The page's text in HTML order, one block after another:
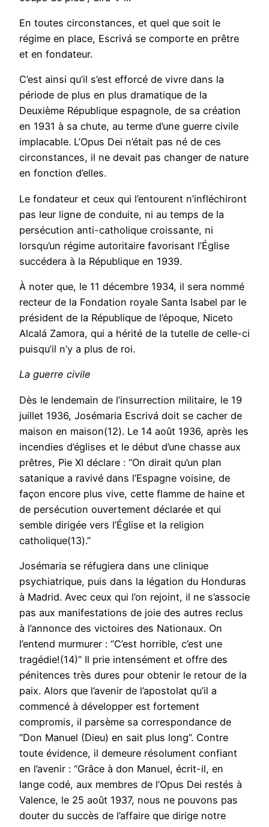
En toutes circonstances, et quel que soit le
régime en place, Escrivá se comporte en prêtre
et en fondateur.
C’est ainsi qu’il s’est efforcé de vivre dans la
période de plus en plus dramatique de la
Deuxième République espagnole, de sa création
en 1931 à sa chute, au terme d’une guerre civile
implacable. L’Opus Dei n’était pas né de ces
circonstances, il ne devait pas changer de nature
en fonction d’elles.
Le fondateur et ceux qui l’entourent n’infléchiront
pas leur ligne de conduite, ni au temps de la
persécution anti-catholique croissante, ni
lorsqu’un régime autoritaire favorisant l’Église
succédera à la République en 1939.
À noter que, le 11 décembre 1934, il sera nommé
recteur de la Fondation royale Santa Isabel par le
président de la République de l’époque, Niceto
Alcalá Zamora, qui a hérité de la tutelle de celle-ci
puisqu’il n’y a plus de roi.
La guerre civile
Dès le lendemain de l’insurrection militaire, le 19
juillet 1936, Josémaria Escrivá doit se cacher de
maison en maison(12). Le 14 août 1936, après les
incendies d’églises et le début d’une chasse aux
prêtres, Pie XI déclare : “On dirait qu’un plan
satanique a ravivé dans l’Espagne voisine, de
façon encore plus vive, cette flamme de haine et
de persécution ouvertement déclarée et qui
semble dirigée vers l’Église et la religion
catholique(13).”
Josémaria se réfugiera dans une clinique
psychiatrique, puis dans la légation du Honduras
à Madrid. Avec ceux qui l’on rejoint, il ne s’associe
pas aux manifestations de joie des autres reclus
à l’annonce des victoires des Nationaux. On
l’entend murmurer : “C’est horrible, c’est une
tragédie!(14)” Il prie intensément et offre des
pénitences très dures pour obtenir le retour de la
paix. Alors que l’avenir de l’apostolat qu’il a
commencé à développer est fortement
compromis, il parsème sa correspondance de
“Don Manuel (Dieu) en sait plus long”. Contre
toute évidence, il demeure résolument confiant
en l’avenir : “Grâce à don Manuel, écrit-il, en
lange codé, aux membres de l’Opus Dei restés à
Valence, le 25 août 1937, nous ne pouvons pas
douter du succès de l’affaire que dirige notre